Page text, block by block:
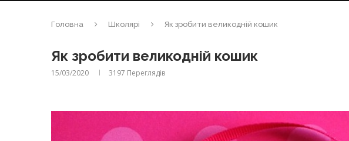
Головна Школярі Як зробити великодній кошик
Як зробити великодній кошик
15/03/2020 3197 Переглядів